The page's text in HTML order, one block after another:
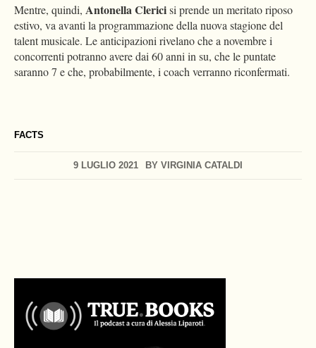
FACTS
9 LUGLIO 2021 BY VIRGINIA CATALDI
Mentre, quindi, Antonella Clericisi prende un meritato riposo
estivo, va avanti la programmazione della nuova stagione del
talent musicale. Le anticipazioni rivelano che a novembre i
concorrenti potranno avere dai 60 anni in su, che le puntate
saranno 7 e che, probabilmente, i coach verranno riconfermati.